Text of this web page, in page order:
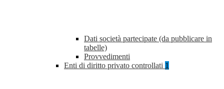
Dati società partecipate (da pubblicare in
tabelle)
Provvedimenti
Enti di diritto privato controllati 1